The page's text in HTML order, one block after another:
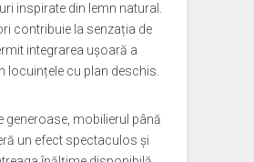
inspirate din lemn natural.
contribuie la senzația de
integrarea ușoară a
locuințele cu plan deschis.
generoase, mobilierul până
un efect spectaculos și